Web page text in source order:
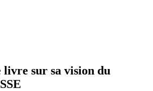
livre sur sa vision du